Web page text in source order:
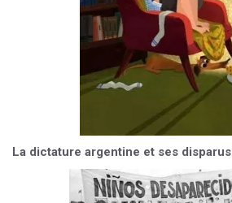
La dictature argentine et ses disparus